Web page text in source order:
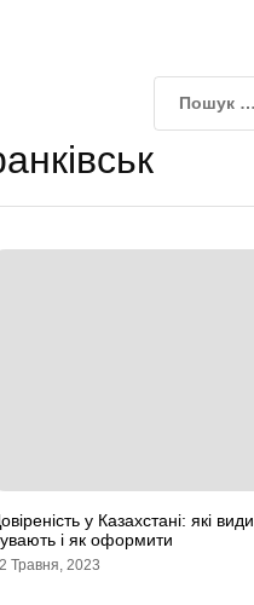
у Казахстані: які види
і як оформити
Травня, 2023